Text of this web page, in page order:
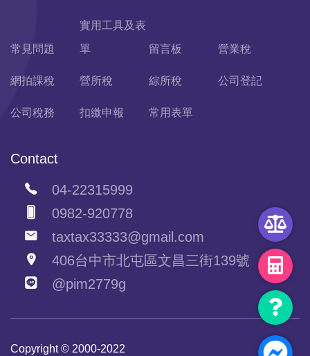
常見問題
實用工具及表
單
留言板 營業稅
網拍課稅 營所稅 綜所稅 公司登記
公司稅務 扣繳申報 常用表單
Contact
04-22315999
0982-920778
taxtax33333@gmail.com
406台中市北屯區文昌三街139號
@pim2779g
Copyright © 2000-2022